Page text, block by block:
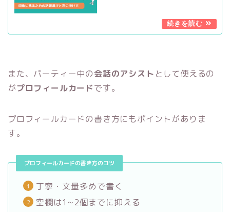
また、パーティー中の会話のアシスト として使えるの
がプロフィールカードです。
プロフィールカードの書き方にもポイントがありま
す。
プロフィールカードの書き方のコツ
丁寧・文量多めで書く
空欄は1~2個までに抑える